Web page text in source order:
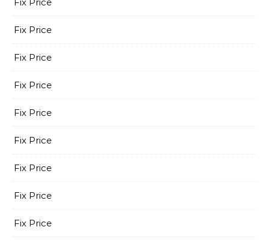
Fix Price
Fix Price
Fix Price
Fix Price
Fix Price
Fix Price
Fix Price
Fix Price